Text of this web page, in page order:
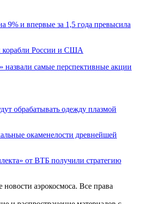
9% и впервые за 1,5 года превысила
корабли России и США
назвали самые перспективные акции
обрабатывать одежду плазмой
окаменелости древнейшей
от ВТБ получили стратегию
аэрокосмоса. Все права